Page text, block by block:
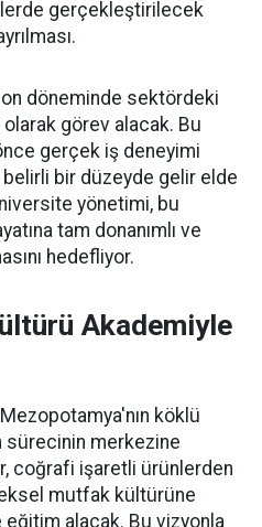
gerçekleştirilecek
döneminde sektördeki
görev alacak. Bu
gerçek iş deneyimi
belirli bir düzeyde gelir elde
yönetimi, bu
tam donanımlı ve
hedefliyor.
Akademiyle
köklü
sürecinin merkezine
coğrafi işaretli ürünlerden
mutfak kültürüne
alacak. Bu vizyonla